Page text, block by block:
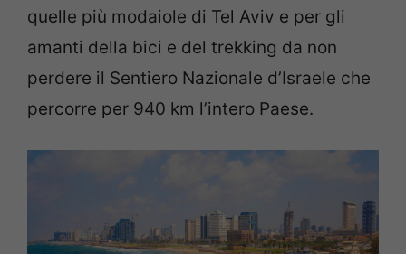
quelle più modaiole di Tel Aviv e per gli
amanti della bici e del trekking da non
perdere il Sentiero Nazionale d’Israele che
percorre per 940 km l’intero Paese.